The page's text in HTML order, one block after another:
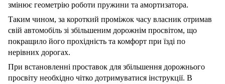
змінює геометрію роботи пружини та амортизатора.
Таким чином, за короткий проміжок часу власник отримав
свій автомобіль зі збільшеним дорожнім просвітом, що
покращило його прохідність та комфорт при їзді по
нерівних дорогах.
При встановленні проставок для збільшення дорожнього
просвіту необхідно чітко дотримуватися інструкції. В